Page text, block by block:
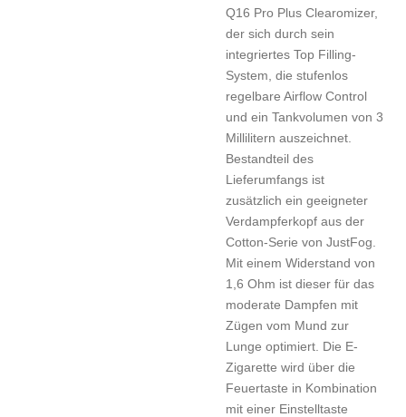
Q16 Pro Plus Clearomizer,
der sich durch sein
integriertes Top Filling-
System, die stufenlos
regelbare Airflow Control
und ein Tankvolumen von 3
Millilitern auszeichnet.
Bestandteil des
Lieferumfangs ist
zusätzlich ein geeigneter
Verdampferkopf aus der
Cotton-Serie von JustFog.
Mit einem Widerstand von
1,6 Ohm ist dieser für das
moderate Dampfen mit
Zügen vom Mund zur
Lunge optimiert. Die E-
Zigarette wird über die
Feuertaste in Kombination
mit einer Einstelltaste